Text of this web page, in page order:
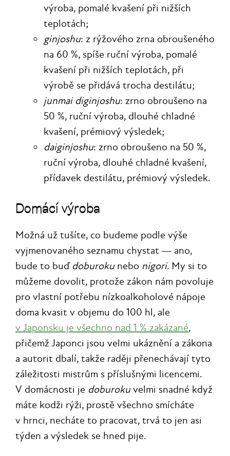
výroba, pomalé kvašení při nižších
teplotách;
ginjoshu: z rýžového zrna obroušeného
na 60 %, spíše ruční výroba, pomalé
kvašení při nižších teplotách, při
výrobě se přidává trocha destilátu;
junmai diginjoshu: zrno obroušeno na
50 %, ruční výroba, dlouhé chladné
kvašení, prémiový výsledek;
daiginjoshu: zrno obroušeno na 50 %,
ruční výroba, dlouhé chladné kvašení,
přídavek destilátu, prémiový výsledek.
Domácí výroba
Možná už tušíte, co budeme podle výše
vyjmenovaného seznamu chystat — ano,
bude to buď doburokunebo nigori. My si to
můžeme dovolit, protože zákon nám povoluje
pro vlastní potřebu nízkoalkoholové nápoje
doma kvasit v objemu do 100 hl, ale
v Japonsku je všechno nad 1 % zakázané,
přičemž Japonci jsou velmi ukáznění a zákona
a autorit dbalí, takže raději přenechávají tyto
záležitosti mistrům s příslušnými licencemi.
V domácnosti je doburokuvelmi snadné když
máte kodži rýži, prostě všechno smícháte
v hrnci, necháte to pracovat, trvá to jen asi
týden a výsledek se hned pije.